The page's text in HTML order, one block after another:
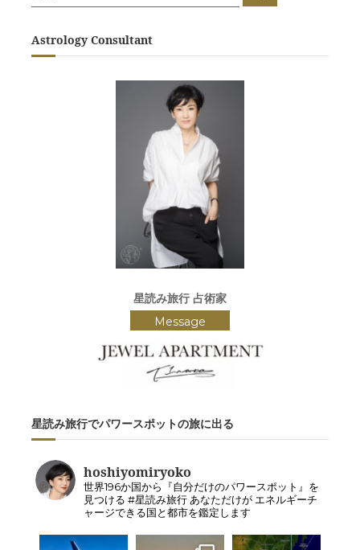
象
:
Astrology Consultant
星読み旅行 占術家
Message
星読み旅行でパワースポットの旅に出る
hoshiyomiryoko
世界196か国から『自分だけのパワースポット』を
見つける #星読み旅行 あなただけが エネルギーチ
ャージできる国と都市を鑑定します